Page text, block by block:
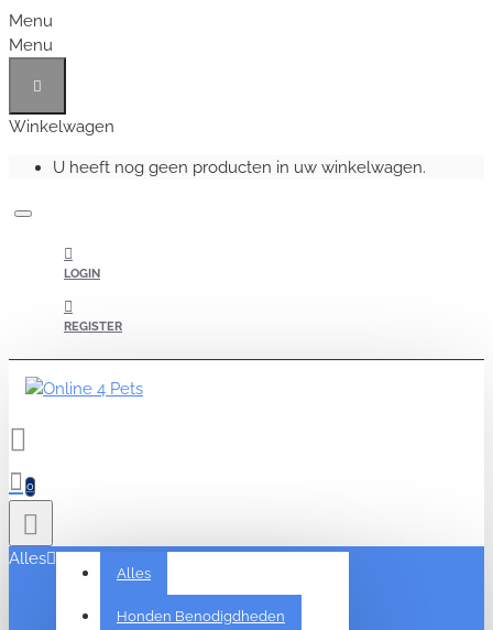
Menu
Menu
Winkelwagen
U heeft nog geen producten in uw winkelwagen.
LOGIN
REGISTER
0
Alles
Alles
Honden Benodigdheden